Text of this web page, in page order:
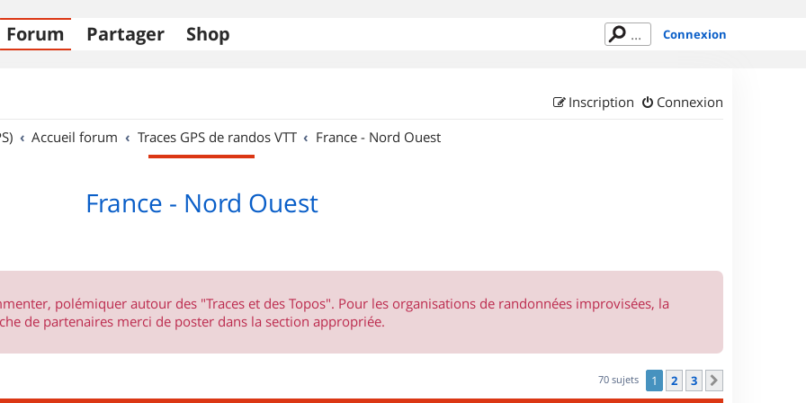
Forum Partager Shop Connexion
Connexion
Inscription
Accueil forum Traces GPS de randos VTT France - Nord Ouest
France - Nord Ouest
polémiquer autour des "Traces et des Topos". Pour les organisations de randonnées improvisées, la
de partenaires merci de poster dans la section appropriée.
70 sujets 1 2 3